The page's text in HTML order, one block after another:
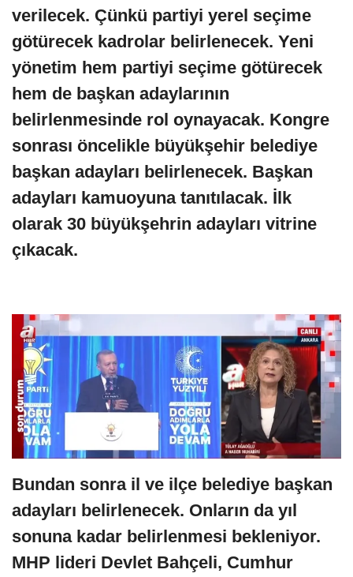
verilecek. Çünkü partiyi yerel seçime
götürecek kadrolar belirlenecek. Yeni
yönetim hem partiyi seçime götürecek
hem de başkan adaylarının
belirlenmesinde rol oynayacak. Kongre
sonrası öncelikle büyükşehir belediye
başkan adayları belirlenecek. Başkan
adayları kamuoyuna tanıtılacak. İlk
olarak 30 büyükşehrin adayları vitrine
çıkacak.
Bundan sonra il ve ilçe belediye başkan
adayları belirlenecek. Onların da yıl
sonuna kadar belirlenmesi bekleniyor.
MHP lideri Devlet Bahçeli, Cumhur